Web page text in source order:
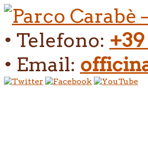
• Telefono:
• Email: